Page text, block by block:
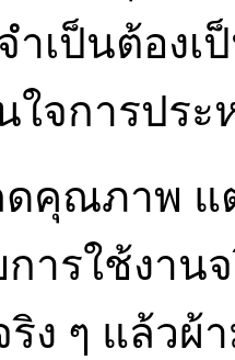
ำเป็นต้องเ
จการประ
คุณภาพ แ
การใช้งา
ง ๆ แล้ว